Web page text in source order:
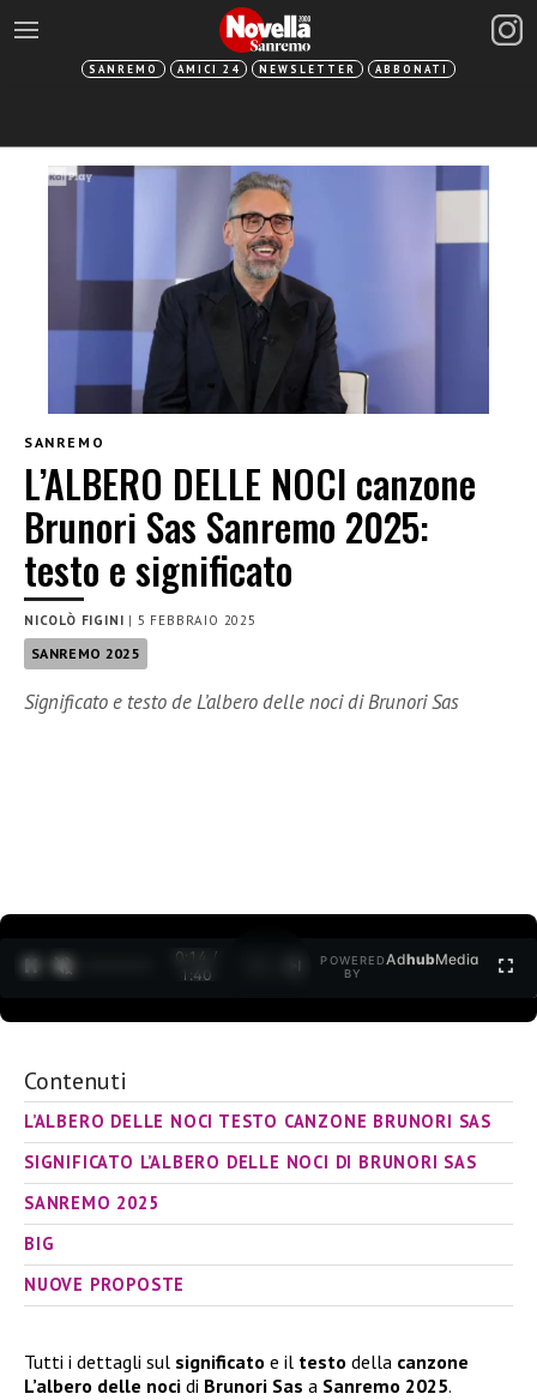
SANREMO AMICI 24 NEWSLETTER ABBONATI
SANREMO
L’ALBERO DELLE NOCI canzone
Brunori Sas Sanremo 2025:
testo e significato
NICOLÒ FIGINI | 5 FEBBRAIO 2025
SANREMO 2025
Significato e testo de L’albero delle noci di Brunori Sas
0:15 /
1:40
POWERED
BY
AdhubMedia
Contenuti
L’ALBERO DELLE NOCI TESTO CANZONE BRUNORI SAS
SIGNIFICATO L’ALBERO DELLE NOCI DI BRUNORI SAS
SANREMO 2025
BIG
NUOVE PROPOSTE
Tutti i dettagli sul significato e il testo della canzone
L’albero delle noci di Brunori Sas a Sanremo 2025.